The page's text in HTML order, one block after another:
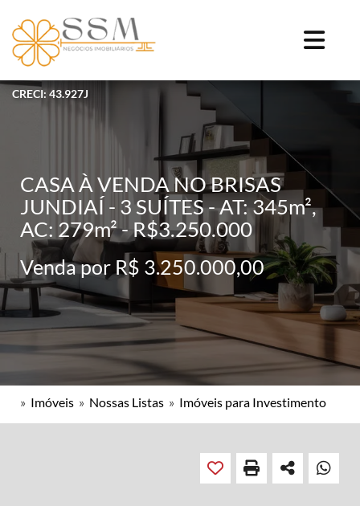
CRECI: 43.927J
CASA À VENDA NO BRISAS
JUNDIAÍ - 3 SUÍTES - AT: 345m²,
AC: 279m² - R$3.250.000
Venda por R$ 3.250.000,00
» Imóveis » Nossas Listas » Imóveis para Investimento